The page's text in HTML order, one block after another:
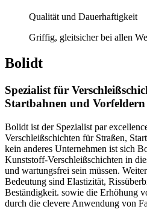
Qualität und Dauerhaftigkeit
Griffig, gleitsicher bei allen
Bolidt
Spezialist für
Startbahnen und Vorfeldern
Bolidt ist der Spezialist par
Verschleißschichten für Straßen,
kein anderes Unternehmen ist sich
Kunststoff-Verschleißschichten in
und wartungsfrei sein müssen.
Bedeutung sind Elastizität,
Beständigkeit. sowie die Erhöhung
durch die clevere Anwendung von